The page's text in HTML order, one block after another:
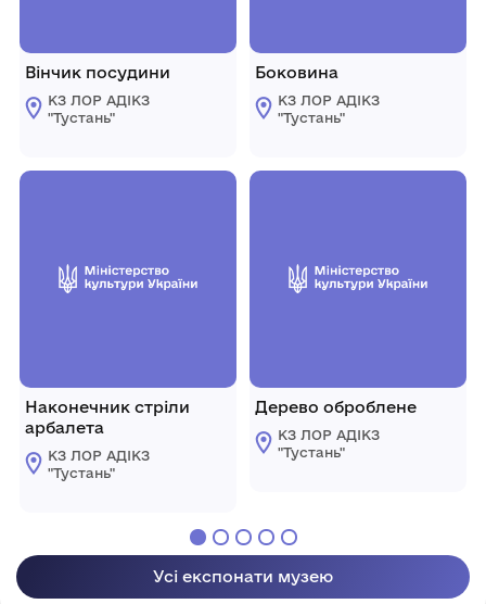
Вінчик посудини
КЗ ЛОР АДІКЗ
"Тустань"
Наконечник стріли
арбалета
КЗ ЛОР АДІКЗ
"Тустань"
Боковина
КЗ ЛОР АДІКЗ
"Тустань"
Дерево оброблене
КЗ ЛОР АДІКЗ
"Тустань"
Усі експонати музею